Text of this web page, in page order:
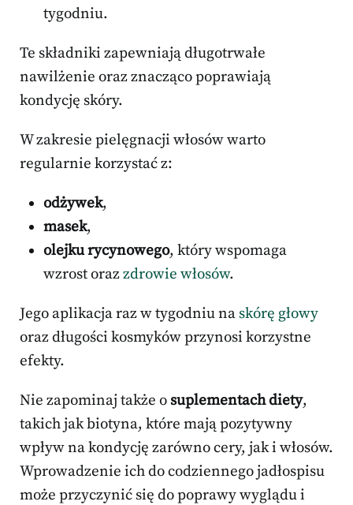
tygodniu.
Te składniki zapewniają długotrwałe
nawilżenie oraz znacząco poprawiają
kondycję skóry.
W zakresie pielęgnacji włosów warto
regularnie korzystać z:
odżywek,
masek,
olejku rycynowego, który wspomaga
wzrost orazzdrowie włosów.
Jego aplikacja raz w tygodniu na skórę głowy
oraz długości kosmyków przynosi korzystne
efekty.
Nie zapominaj także o suplementach diety,
takich jak biotyna, które mają pozytywny
wpływ na kondycję zarówno cery, jak i włosów.
Wprowadzenie ich do codziennego jadłospisu
może przyczynić się do poprawy wyglądu i